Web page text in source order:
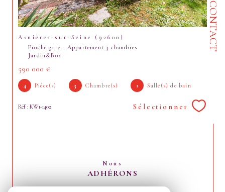
CONTACT
Asnières-sur-Seine (92600)
Proche gare - Appartement 3 chambres
Jardin&Box
590 000 €
4 Pièce(s) 3 Chambre(s) 1 Salle(s) de bain
Réf : KW1-1402 Sélectionner
Nous
ADHÉRONS